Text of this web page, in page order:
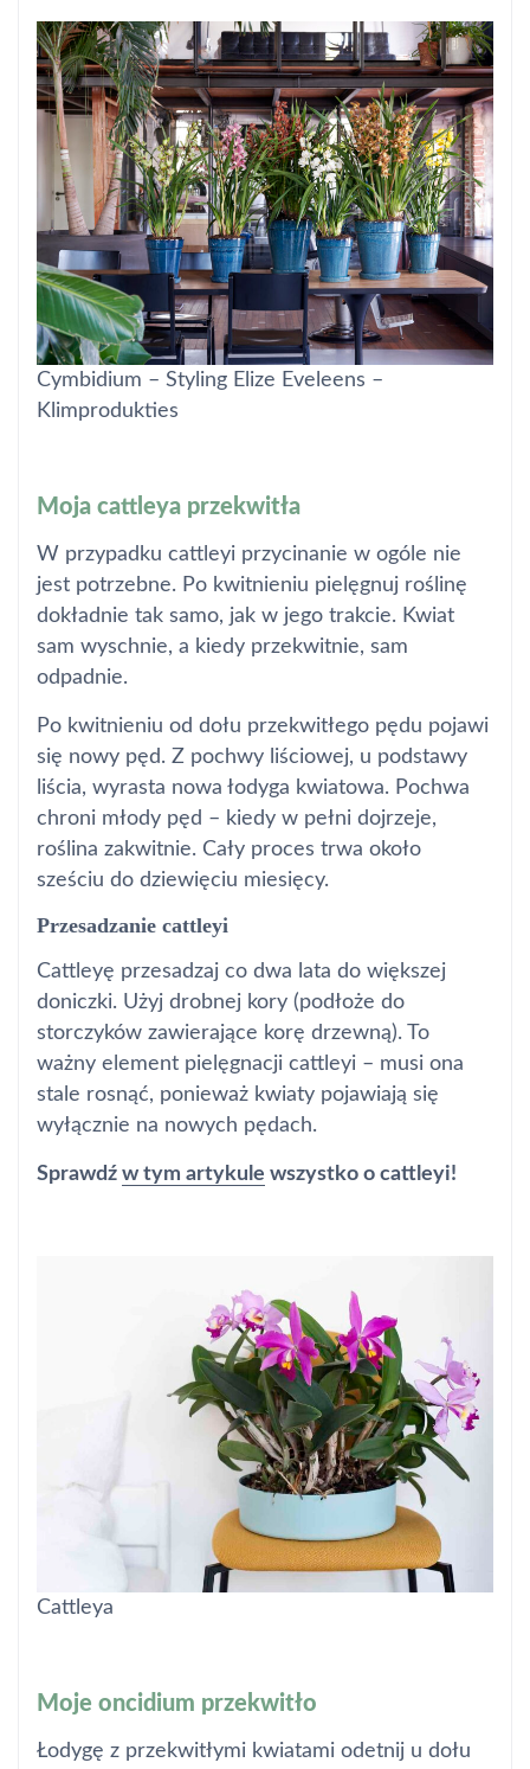
Cymbidium – Styling Elize Eveleens –
Klimprodukties
Moja cattleya przekwitła
W przypadku cattleyi przycinanie w ogóle nie
jest potrzebne. Po kwitnieniu pielęgnuj roślinę
dokładnie tak samo, jak w jego trakcie. Kwiat
sam wyschnie, a kiedy przekwitnie, sam
odpadnie.
Po kwitnieniu od dołu przekwitłego pędu pojawi
się nowy pęd. Z pochwy liściowej, u podstawy
liścia, wyrasta nowa łodyga kwiatowa. Pochwa
chroni młody pęd – kiedy w pełni dojrzeje,
roślina zakwitnie. Cały proces trwa około
sześciu do dziewięciu miesięcy.
Przesadzanie cattleyi
Cattleyę przesadzaj co dwa lata do większej
doniczki. Użyj drobnej kory (podłoże do
storczyków zawierające korę drzewną). To
ważny element pielęgnacji cattleyi – musi ona
stale rosnąć, ponieważ kwiaty pojawiają się
wyłącznie na nowych pędach.
Sprawdź w tym artykule wszystko o cattleyi!
Cattleya
Moje oncidium przekwitło
Łodygę z przekwitłymi kwiatami odetnij u dołu